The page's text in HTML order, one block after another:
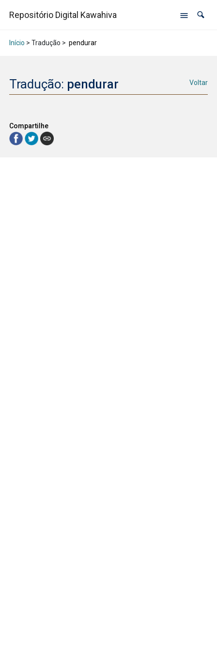
Repositório Digital Kawahiva
Início > Tradução > pendurar
Tradução: pendurar Voltar
Compartilhe